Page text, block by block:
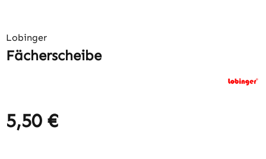
Lobinger
Fächerscheibe
Regulärer Preis:
5,50 €